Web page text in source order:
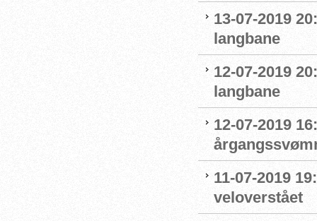
13-07-2019
langbane
12-07-2019
langbane
12-07-2019
11-07-2019
veloverstået